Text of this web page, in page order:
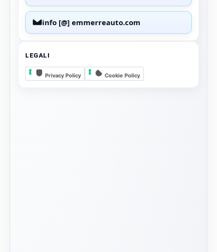
info [@] emmerreauto.com
LEGALI
Privacy Policy Cookie Policy